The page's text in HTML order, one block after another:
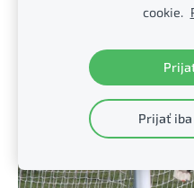
cookie.
Prijať